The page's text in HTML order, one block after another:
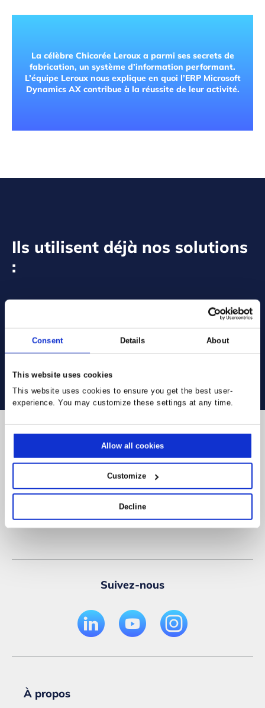
Consent Details About
This website uses cookies
This website uses cookies to ensure you get the best user-
experience. You may customize these settings at any time.
Allow all cookies
Customize
Decline
La célèbre Chicorée Leroux a parmi ses secrets de
fabrication, un système d’information performant.
L’équipe Leroux nous explique en quoi l’ERP Microsoft
Dynamics AX contribue à la réussite de leur activité.
Ils utilisent déjà nos solutions
:
Certifications et récompenses
Suivez-nous
À propos